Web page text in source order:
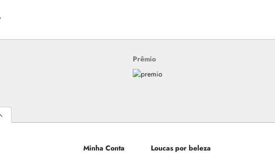
Prêmio
Minha Conta
Loucas por beleza